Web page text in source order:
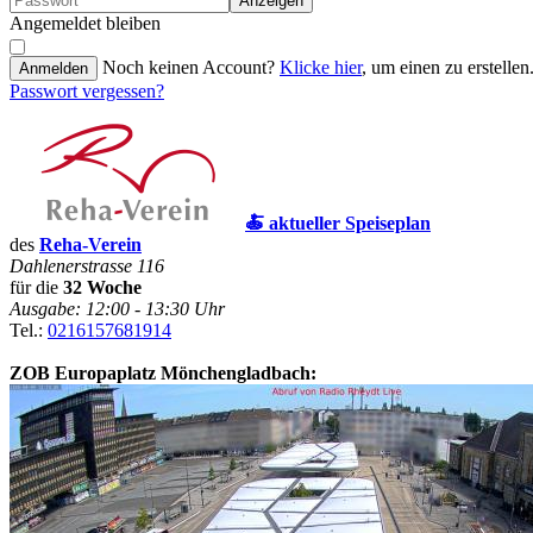
Angemeldet bleiben
Anmelden Noch keinen Account? Klicke hier, um einen zu erstellen.
Passwort vergessen?
🍝 aktueller Speiseplan
des Reha-Verein
Dahlenerstrasse 116
für die 32 Woche
Ausgabe: 12:00 - 13:30 Uhr
Tel.: 0216157681914
ZOB Europaplatz Mönchengladbach: